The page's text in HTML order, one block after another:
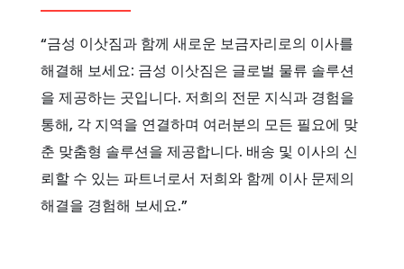
“금성 이삿짐과 함께 새로운 보금자리로의 이사를
해결해 보세요: 금성 이삿짐은 글로벌 물류 솔루션
을 제공하는 곳입니다. 저희의 전문 지식과 경험을
통해, 각 지역을 연결하며 여러분의 모든 필요에 맞
춘 맞춤형 솔루션을 제공합니다. 배송 및 이사의 신
뢰할 수 있는 파트너로서 저희와 함께 이사 문제의
해결을 경험해 보세요.”